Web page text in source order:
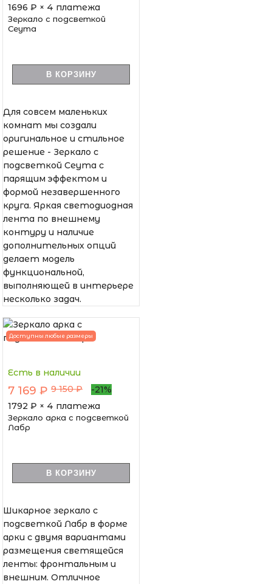
1696 ₽ × 4 платежа
Зеркало с подсветкой
Сеута
В КОРЗИНУ
Для совсем маленьких
комнат мы создали
оригинальное и стильное
решение - Зеркало с
подсветкой Сеута с
парящим эффектом и
формой незавершенного
круга. Яркая светодиодная
лента по внешнему
контуру и наличие
дополнительных опций
делает модель
функциональной,
выполняющей в интерьере
несколько задач.
Доступны любые размеры
Есть в наличии
7 169 ₽ 9 150 ₽
-21%
1792 ₽ × 4 платежа
Зеркало арка с подсветкой
Лабр
В КОРЗИНУ
Шикарное зеркало с
подсветкой Лабр в форме
арки с двумя вариантами
размещения светящейся
ленты: фронтальным и
внешним. Отличное